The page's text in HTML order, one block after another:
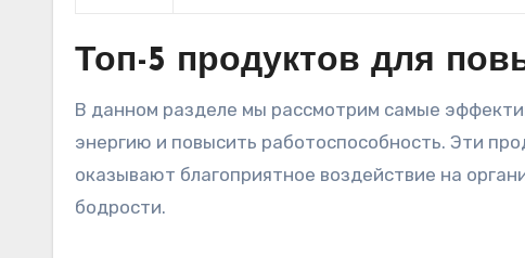
Топ-5 продуктов для
В данном разделе мы рассмотрим самые
энергию и повысить работоспособность. Эти
оказывают благоприятное воздействие на
бодрости.